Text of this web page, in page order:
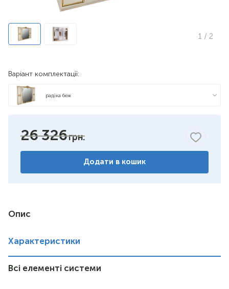
1 / 2
Варіант комплектації:
радіка беж
26 326
Додати в кошик
Опис
Характеристики
Всі елементі системи